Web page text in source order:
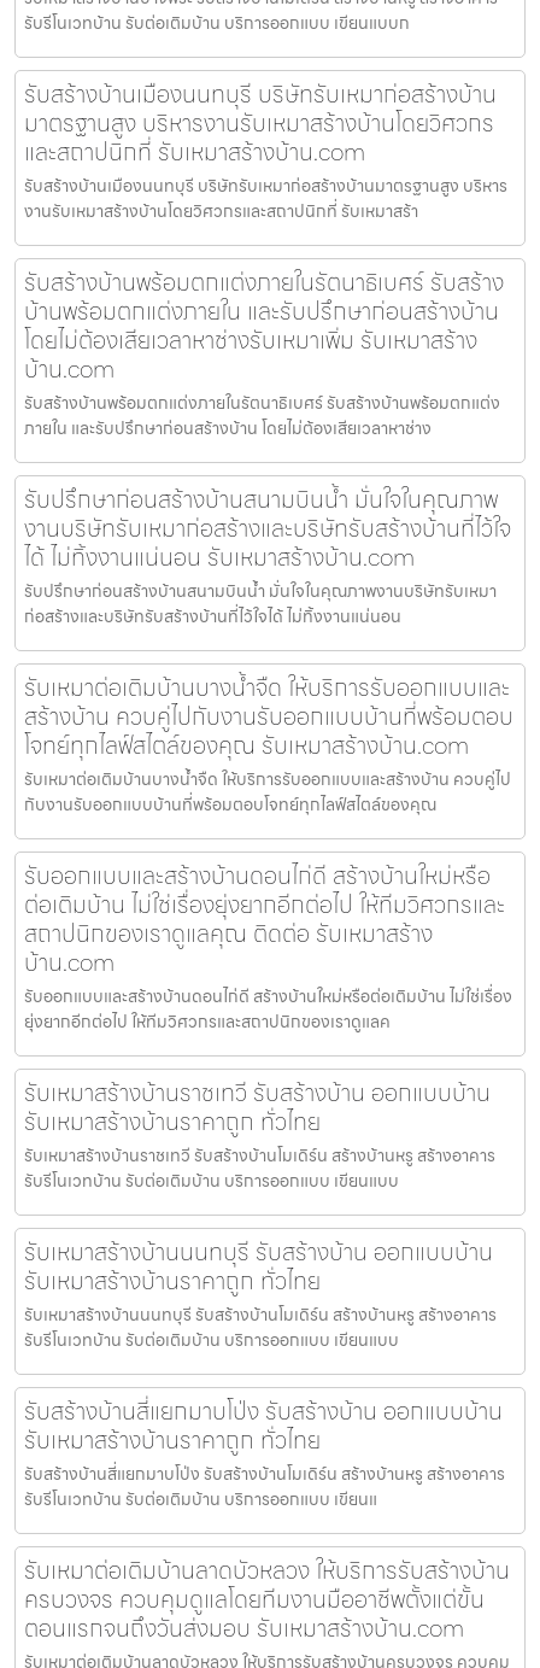
รับรีโนเวทบ้าน รับต่อเติมบ้าน บริการออกแบบ เขียนแบบก
รับสร้างบ้านเมืองนนทบุรี บริษัทรับเหมาก่อสร้างบ้าน
มาตรฐานสูง บริหารงานรับเหมาสร้างบ้านโดยวิศวกร
และสถาปนิกที่ รับเหมาสร้างบ้าน.com
รับสร้างบ้านเมืองนนทบุรี บริษัทรับเหมาก่อสร้างบ้านมาตรฐานสูง บริหาร
งานรับเหมาสร้างบ้านโดยวิศวกรและสถาปนิกที่ รับเหมาสร้า
รับสร้างบ้านพร้อมตกแต่งภายในรัตนาธิเบศร์ รับสร้าง
บ้านพร้อมตกแต่งภายใน และรับปรึกษาก่อนสร้างบ้าน
โดยไม่ต้องเสียเวลาหาช่างรับเหมาเพิ่ม รับเหมาสร้าง
บ้าน.com
รับสร้างบ้านพร้อมตกแต่งภายในรัตนาธิเบศร์ รับสร้างบ้านพร้อมตกแต่ง
ภายใน และรับปรึกษาก่อนสร้างบ้าน โดยไม่ต้องเสียเวลาหาช่าง
รับปรึกษาก่อนสร้างบ้านสนามบินน้ำ มั่นใจในคุณภาพ
งานบริษัทรับเหมาก่อสร้างและบริษัทรับสร้างบ้านที่ไว้ใจ
ได้ ไม่ทิ้งงานแน่นอน รับเหมาสร้างบ้าน.com
รับปรึกษาก่อนสร้างบ้านสนามบินน้ำ มั่นใจในคุณภาพงานบริษัทรับเหมา
ก่อสร้างและบริษัทรับสร้างบ้านที่ไว้ใจได้ ไม่ทิ้งงานแน่นอน
รับเหมาต่อเติมบ้านบางน้ำจืด ให้บริการรับออกแบบและ
สร้างบ้าน ควบคู่ไปกับงานรับออกแบบบ้านที่พร้อมตอบ
โจทย์ทุกไลฟ์สไตล์ของคุณ รับเหมาสร้างบ้าน.com
รับเหมาต่อเติมบ้านบางน้ำจืด ให้บริการรับออกแบบและสร้างบ้าน ควบคู่ไป
กับงานรับออกแบบบ้านที่พร้อมตอบโจทย์ทุกไลฟ์สไตล์ของคุณ
รับออกแบบและสร้างบ้านดอนไก่ดี สร้างบ้านใหม่หรือ
ต่อเติมบ้าน ไม่ใช่เรื่องยุ่งยากอีกต่อไป ให้ทีมวิศวกรและ
สถาปนิกของเราดูแลคุณ ติดต่อ รับเหมาสร้าง
บ้าน.com
รับออกแบบและสร้างบ้านดอนไก่ดี สร้างบ้านใหม่หรือต่อเติมบ้าน ไม่ใช่เรื่อง
ยุ่งยากอีกต่อไป ให้ทีมวิศวกรและสถาปนิกของเราดูแลค
รับเหมาสร้างบ้านราชเทวี รับสร้างบ้าน ออกแบบบ้าน
รับเหมาสร้างบ้านราคาถูก ทั่วไทย
รับเหมาสร้างบ้านราชเทวี รับสร้างบ้านโมเดิร์น สร้างบ้านหรู สร้างอาคาร
รับรีโนเวทบ้าน รับต่อเติมบ้าน บริการออกแบบ เขียนแบบ
รับเหมาสร้างบ้านนนทบุรี รับสร้างบ้าน ออกแบบบ้าน
รับเหมาสร้างบ้านราคาถูก ทั่วไทย
รับเหมาสร้างบ้านนนทบุรี รับสร้างบ้านโมเดิร์น สร้างบ้านหรู สร้างอาคาร
รับรีโนเวทบ้าน รับต่อเติมบ้าน บริการออกแบบ เขียนแบบ
รับสร้างบ้านสี่แยกมาบโป่ง รับสร้างบ้าน ออกแบบบ้าน
รับเหมาสร้างบ้านราคาถูก ทั่วไทย
รับสร้างบ้านสี่แยกมาบโป่ง รับสร้างบ้านโมเดิร์น สร้างบ้านหรู สร้างอาคาร
รับรีโนเวทบ้าน รับต่อเติมบ้าน บริการออกแบบ เขียนแ
รับเหมาต่อเติมบ้านลาดบัวหลวง ให้บริการรับสร้างบ้าน
ครบวงจร ควบคุมดูแลโดยทีมงานมืออาชีพตั้งแต่ขั้น
ตอนแรกจนถึงวันส่งมอบ รับเหมาสร้างบ้าน.com
รับเหมาต่อเติมบ้านลาดบัวหลวง ให้บริการรับสร้างบ้านครบวงจร ควบคุม